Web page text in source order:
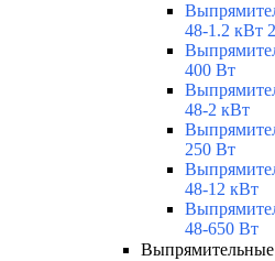
48-1.2 кВт
400 Вт
48-2 кВт
250 Вт
48-12 кВт
48-650 Вт